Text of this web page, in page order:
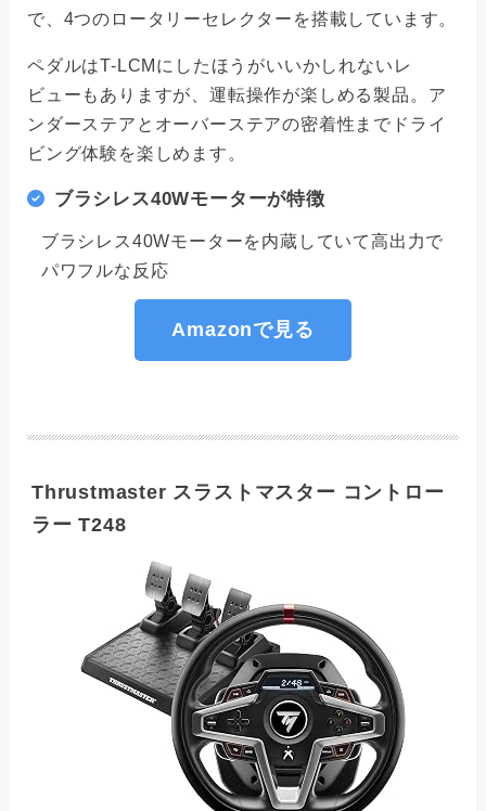
で、4つのロータリーセレクターを搭載しています。
ペダルはT-LCMにしたほうがいいかしれないレ
ビューもありますが、運転操作が楽しめる製品。ア
ンダーステアとオーバーステアの密着性までドライ
ビング体験を楽しめます。
ブラシレス40Wモーターが特徴
ブラシレス40Wモーターを内蔵していて高出力で
パワフルな反応
Amazonで見る
Thrustmaster スラストマスター コントロー
ラー T248